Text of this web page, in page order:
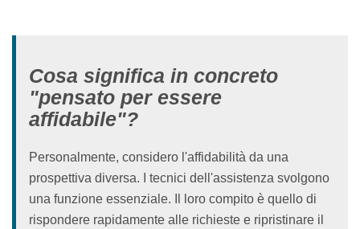
Cosa significa in concreto
"pensato per essere
affidabile"?
Personalmente, considero l'affidabilità da una
prospettiva diversa. I tecnici dell'assistenza svolgono
una funzione essenziale. Il loro compito è quello di
rispondere rapidamente alle richieste e ripristinare il